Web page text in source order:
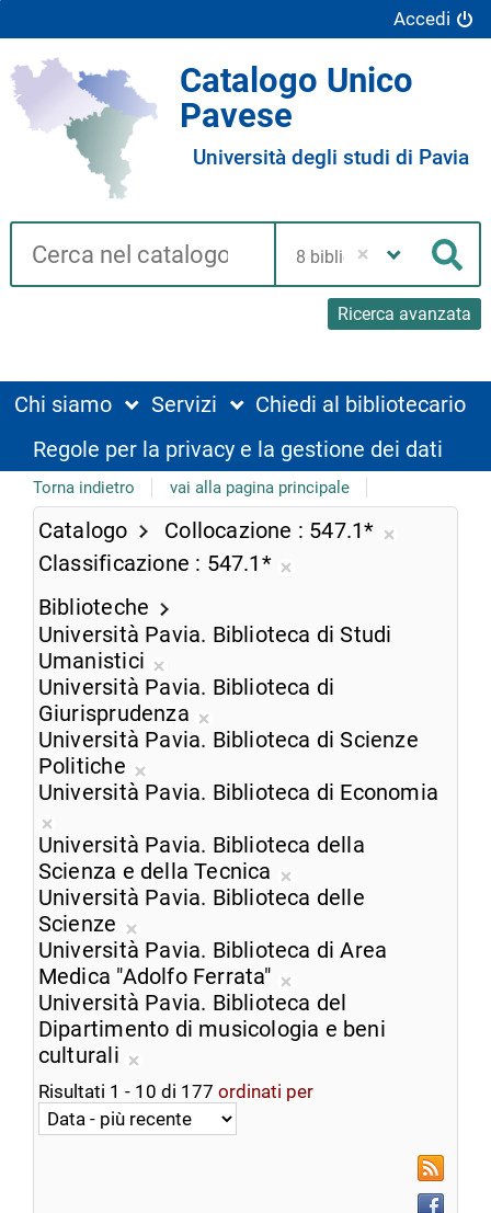
Accedi
Catalogo Unico
Pavese
Università degli studi di Pavia
Cerca su "Catalogo"
Ricerca avanzata
biblioteca
Chi siamo Servizi
Chiedi al bibliotecario
Regole per la privacy e la gestione dei dati
Torna indietro vai alla pagina principale
Catalogo Collocazione
547.1*
corrente
Classificazione
547.1*
ricerca
Biblioteche
Università Pavia. Biblioteca di Studi
Umanistici
Rimuovi
dalla
ricerca
Università Pavia. Biblioteca di
Giurisprudenza
Rimuovi
ricerca
Università Pavia. Biblioteca di Scienze
Politiche
Rimuovi
ricerca
corrente
Università Pavia. Biblioteca di Economia
Rimuovi
dalla
ricerca
corrente
Università Pavia. Biblioteca della
Scienza e della Tecnica
Rimuovi
ricerca
corrente
Università Pavia. Biblioteca delle
Scienze
Rimuovi
dalla
ricerca
corrente
Università Pavia. Biblioteca di Area
Medica "Adolfo Ferrata"
Rimuovi
dalla
Università Pavia. Biblioteca del
Dipartimento di musicologia e beni
culturali
Rimuovi
dalla
ricerca
Risultati 1 - 10 di 177 ordinati per
RSS